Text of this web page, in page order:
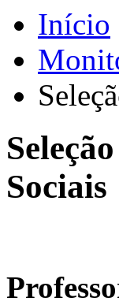
Início
Sociais